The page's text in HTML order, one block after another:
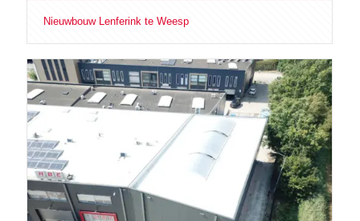
Nieuwbouw Lenferink te Weesp